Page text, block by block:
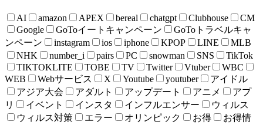
AI amazon APEX bereal chatgpt Clubhouse
CM
Google
GoToイートキャンペーン
GoToトラベルキャ
ンペーン
instagram ios iphone KPOP LINE
MLB
NHK
number_i pairs PC snowman SNS
TikTok
TIKTOKLITE
TOBE TV Twitter Vtuber
WBC
WEB
Webサービス X Youtube youtuber
アイドル
アジア大会
アダルト アップデート アニメ
アプ
リ
イベント インスタ インフルエンサー
ウィルス
ウィルス対策
エラー オリンピック お得
お得情